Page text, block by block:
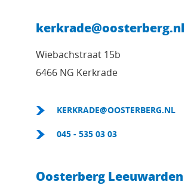
kerkrade@oosterberg.nl
Wiebachstraat 15b
6466 NG Kerkrade
KERKRADE@OOSTERBERG.NL
045 - 535 03 03
Oosterberg Leeuwarden